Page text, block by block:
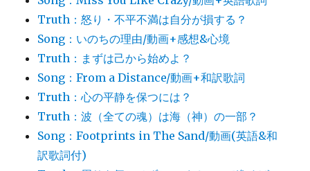
Truth：怒り・不平不満は自分が損する？
Song：いのちの理由/動画+感想&心境
Truth：まずは己から始めよ？
Song：From a Distance/動画+和訳歌詞
Truth：心の平静を保つには？
Truth：波（全ての魂）は海（神）の一部？
Song：Footprints in The Sand/動画(英語&和
訳歌詞付)